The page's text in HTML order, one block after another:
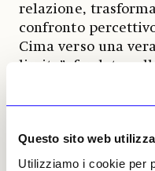
Questo sito web
Utilizziamo i cookie per
relazione,
confronto
Cima verso una
limite”, fondata
confini sensoriali